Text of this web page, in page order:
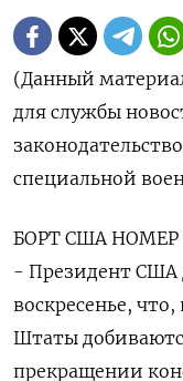
(Данный
для службы
специальной
БОРТ США НОМЕР
- Президент США
воскресенье,
Штаты
прекращении